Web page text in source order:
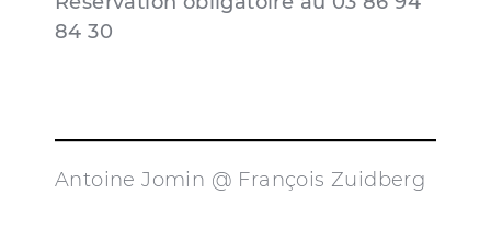
84 30
Antoine Jomin @ François Zuidberg